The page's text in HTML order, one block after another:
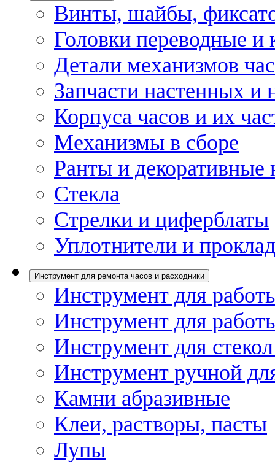
Винты, шайбы,
Головки переводные и
Детали механизмов
Запчасти настенных и
Корпуса часов и их
Механизмы в сборе
Ранты и декоративные
Стекла
Стрелки и циферблаты
Уплотнители и
Инструмент для ремонта часов и расходники
Инструмент для
Инструмент для
Инструмент для
Инструмент ручной
Камни абразивные
Клеи, растворы, пасты
Лупы